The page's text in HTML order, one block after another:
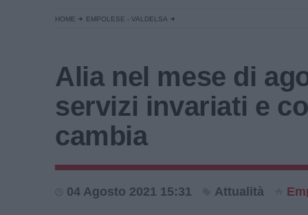
HOME EMPOLESE - VALDELSA
Alia nel mese di
servizi invariati e
cambia
04 Agosto 2021 15:31 Attualità